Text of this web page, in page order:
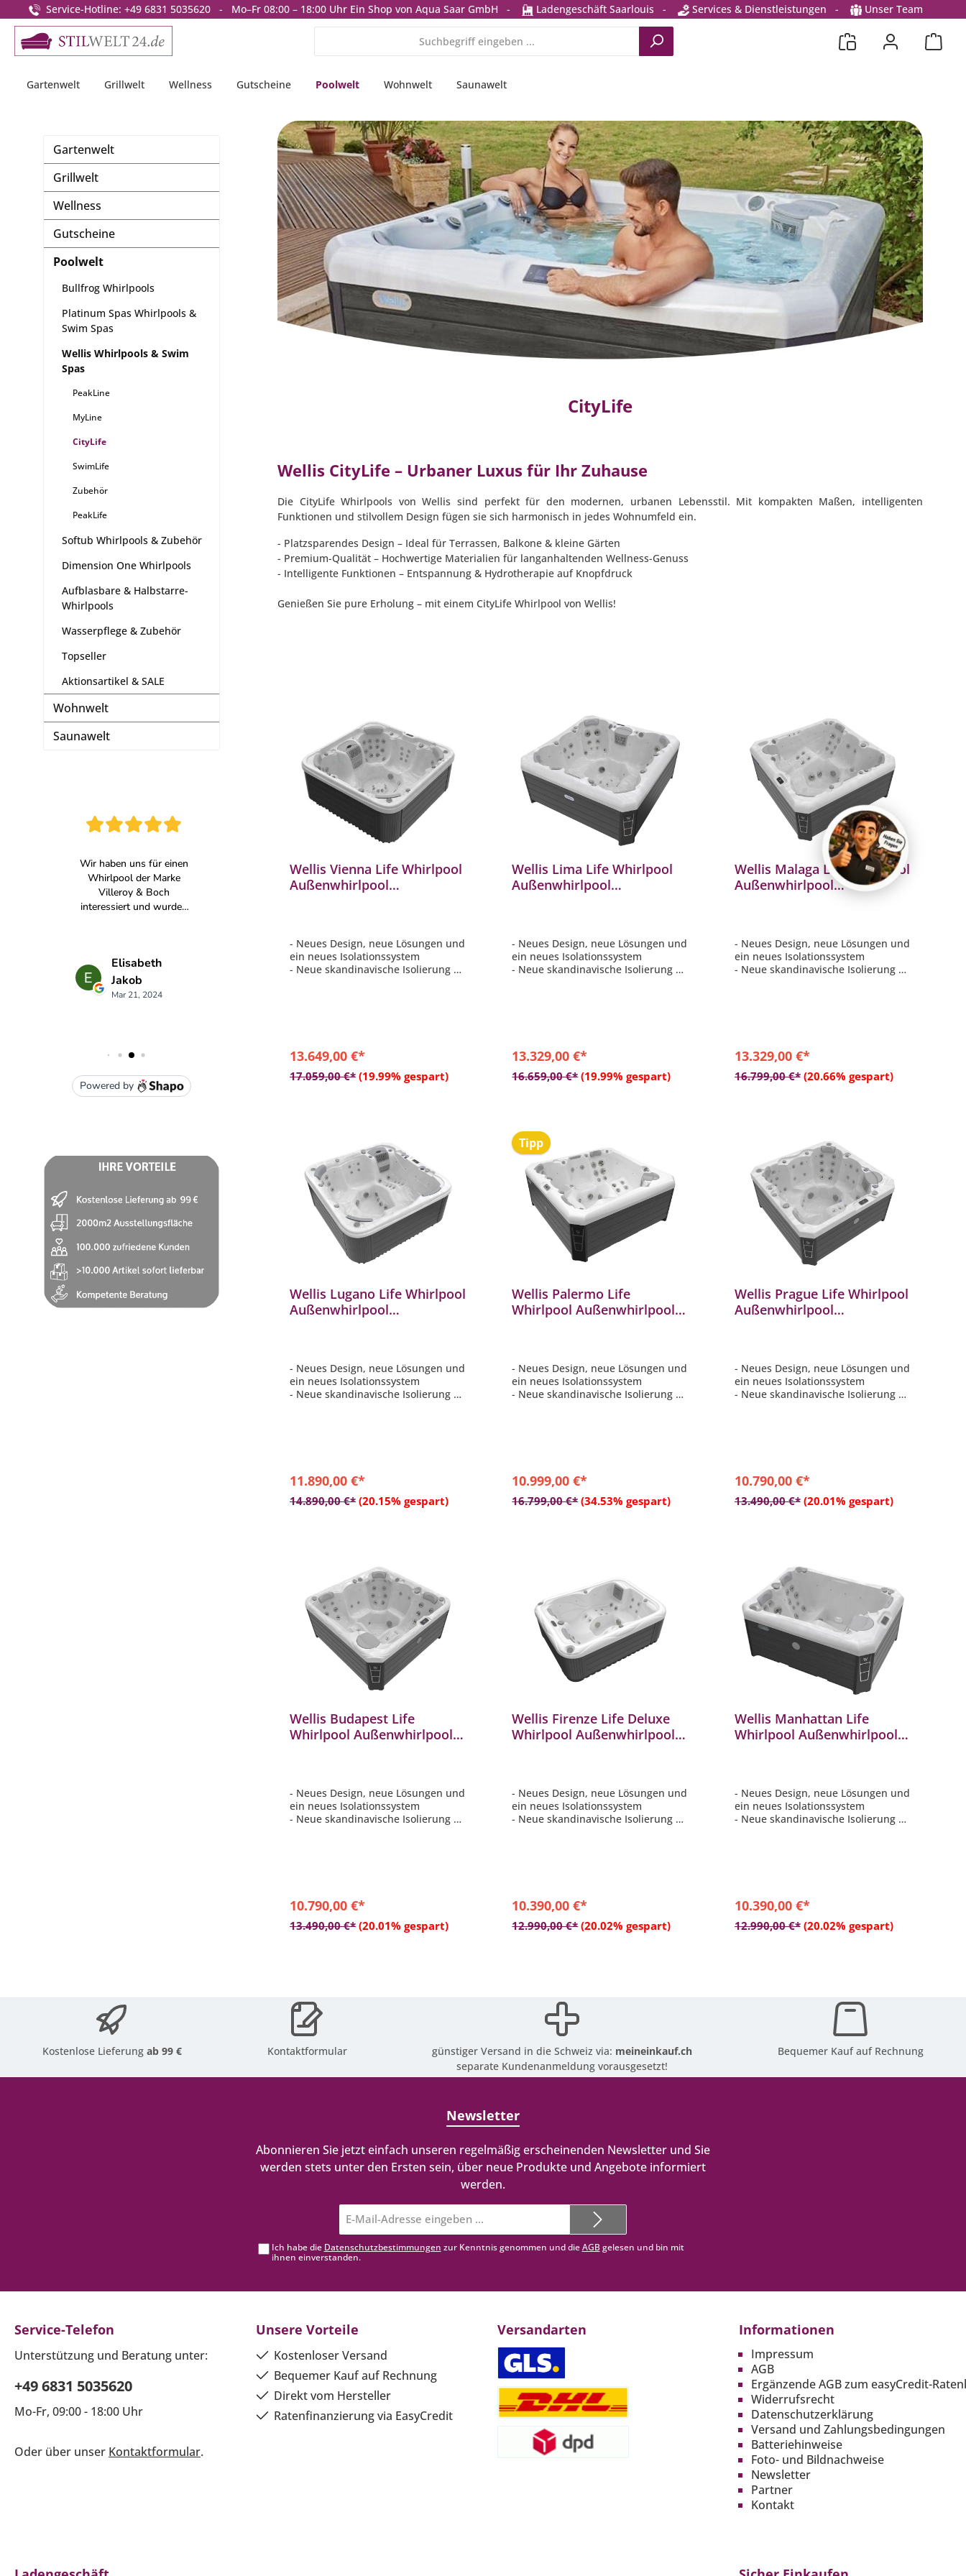
Zur Hauptnavigation springen
Service-Hotline: +49 6831 5035620 - Mo–Fr 08:00 – 18:00 Uhr Ein Shop von Aqua Saar GmbH - Ladengeschäft Saarlouis - Services & Dienstleistungen - Unser Team
Gartenwelt Grillwelt Wellness Gutscheine Poolwelt Wohnwelt Saunawelt
Gartenwelt
Grillwelt
Wellness
Gutscheine
Poolwelt
Bullfrog Whirlpools
Platinum Spas Whirlpools &
Swim Spas
Wellis Whirlpools & Swim
Spas
PeakLine
MyLine
CityLife
SwimLife
Zubehör
PeakLife
Softub Whirlpools & Zubehör
Dimension One Whirlpools
Aufblasbare & Halbstarre-
Whirlpools
Wasserpflege & Zubehör
Topseller
Aktionsartikel & SALE
Wohnwelt
Saunawelt
CityLife
Wellis CityLife – Urbaner Luxus für Ihr Zuhause
Die CityLife Whirlpools von Wellis sind perfekt für den modernen, urbanen Lebensstil. Mit kompakten Maßen, intelligenten
Funktionen und stilvollem Design fügen sie sich harmonisch in jedes Wohnumfeld ein.
- Platzsparendes Design – Ideal für Terrassen, Balkone & kleine Gärten
- Premium-Qualität – Hochwertige Materialien für langanhaltenden Wellness-Genuss
- Intelligente Funktionen – Entspannung & Hydrotherapie auf Knopfdruck
Genießen Sie pure Erholung – mit einem CityLife Whirlpool von Wellis!
Wellis Vienna Life Whirlpool
Außenwhirlpool
- Neues Design, neue Lösungen und
ein neues Isolationssystem
- Neue skandinavische Isolierung –
13.649,00 €*
17.059,00 €* (19.99% gespart)
In den Warenkorb
Wellis Lima Life Whirlpool
Außenwhirlpool
- Neues Design, neue Lösungen und
ein neues Isolationssystem
- Neue skandinavische Isolierung –
13.329,00 €*
16.659,00 €* (19.99% gespart)
In den Warenkorb
Wellis Malaga Life Whirlpool
Außenwhirlpool
- Neues Design, neue Lösungen und
ein neues Isolationssystem
- Neue skandinavische Isolierung –
13.329,00 €*
16.799,00 €* (20.66% gespart)
In den Warenkorb
Wellis Lugano Life Whirlpool
Außenwhirlpool
- Neues Design, neue Lösungen und
ein neues Isolationssystem
- Neue skandinavische Isolierung –
11.890,00 €*
14.890,00 €* (20.15% gespart)
In den Warenkorb
Tipp
Wellis Palermo Life
Whirlpool Außenwhirlpool
- Neues Design, neue Lösungen und
ein neues Isolationssystem
- Neue skandinavische Isolierung –
10.999,00 €*
16.799,00 €* (34.53% gespart)
In den Warenkorb
Wellis Prague Life Whirlpool
Außenwhirlpool
- Neues Design, neue Lösungen und
ein neues Isolationssystem
- Neue skandinavische Isolierung –
10.790,00 €*
13.490,00 €* (20.01% gespart)
In den Warenkorb
Wellis Budapest Life
Whirlpool Außenwhirlpool
- Neues Design, neue Lösungen und
ein neues Isolationssystem
- Neue skandinavische Isolierung –
10.790,00 €*
13.490,00 €* (20.01% gespart)
In den Warenkorb
Wellis Firenze Life Deluxe
Whirlpool Außenwhirlpool
- Neues Design, neue Lösungen und
ein neues Isolationssystem
- Neue skandinavische Isolierung –
Randbeleuchtung
10.390,00 €*
12.990,00 €* (20.02% gespart)
In den Warenkorb
Wellis Manhattan Life
Whirlpool Außenwhirlpool
- Neues Design, neue Lösungen und
ein neues Isolationssystem
- Neue skandinavische Isolierung –
10.390,00 €*
12.990,00 €* (20.02% gespart)
In den Warenkorb
Kostenlose Lieferungab 99 € Kontaktformular günstiger Versand in die Schweiz via: meineinkauf.ch
separate Kundenanmeldung vorausgesetzt!
Bequemer Kauf auf Rechnung
Newsletter
Abonnieren Sie jetzt einfach unseren regelmäßig erscheinenden Newsletter und Sie
werden stets unter den Ersten sein, über neue Produkte und Angebote informiert
werden.
Mail-
Adresse*
Ich habe die Datenschutzbestimmungen zur Kenntnis genommen und dieAGBgelesen und bin mit
ihnen einverstanden.
Service-Telefon
Unterstützung und Beratung unter:
+49 6831 5035620
Mo-Fr, 09:00 - 18:00 Uhr
Oder über unser Kontaktformular.
Unsere Vorteile
Kostenloser Versand
Bequemer Kauf auf Rechnung
Direkt vom Hersteller
Ratenfinanzierung via EasyCredit
Versandarten Informationen
Impressum
AGB
Ergänzende AGB zum easyCredit-
Widerrufsrecht
Datenschutzerklärung
Versand und Zahlungsbedingungen
Batteriehinweise
Foto- und Bildnachweise
Newsletter
Partner
Kontakt